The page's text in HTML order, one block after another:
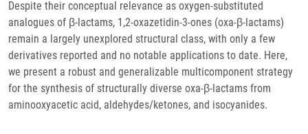
Despite their conceptual relevance as oxygen-substituted
analogues of β-lactams, 1,2-oxazetidin-3-ones (oxa-β-lactams)
remain a largely unexplored structural class, with only a few
derivatives reported and no notable applications to date. Here,
we present a robust and generalizable multicomponent strategy
for the synthesis of structurally diverse oxa-β-lactams from
aminooxyacetic acid, aldehydes/ketones, and isocyanides.